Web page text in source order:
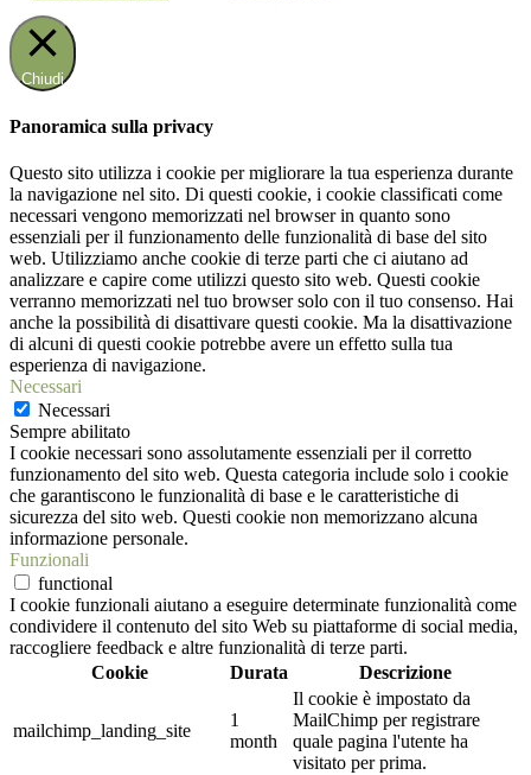
Chiudi
Panoramica sulla privacy
Questo sito utilizza i cookie per migliorare la tua esperienza durante
la navigazione nel sito. Di questi cookie, i cookie classificati come
necessari vengono memorizzati nel browser in quanto sono
essenziali per il funzionamento delle funzionalità di base del sito
web. Utilizziamo anche cookie di terze parti che ci aiutano ad
analizzare e capire come utilizzi questo sito web. Questi cookie
verranno memorizzati nel tuo browser solo con il tuo consenso. Hai
anche la possibilità di disattivare questi cookie. Ma la disattivazione
di alcuni di questi cookie potrebbe avere un effetto sulla tua
esperienza di navigazione.
Necessari
Necessari
Sempre abilitato
I cookie necessari sono assolutamente essenziali per il corretto
funzionamento del sito web. Questa categoria include solo i cookie
che garantiscono le funzionalità di base e le caratteristiche di
sicurezza del sito web. Questi cookie non memorizzano alcuna
informazione personale.
Funzionali
functional
I cookie funzionali aiutano a eseguire determinate funzionalità come
condividere il contenuto del sito Web su piattaforme di social media,
raccogliere feedback e altre funzionalità di terze parti.
Cookie
Durata Descrizione
mailchimp_landing_site
1
month
Il cookie è impostato da
MailChimp per registrare
quale pagina l'utente ha
visitato per prima.